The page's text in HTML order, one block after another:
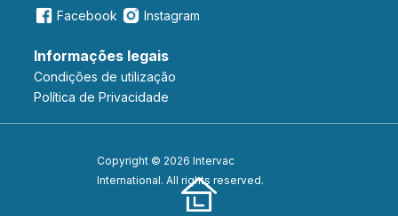
Facebook
Instagram
Informações legais
Condições de utilização
Política de Privacidade
Copyright © 2026 Intervac
International. All rights reserved.